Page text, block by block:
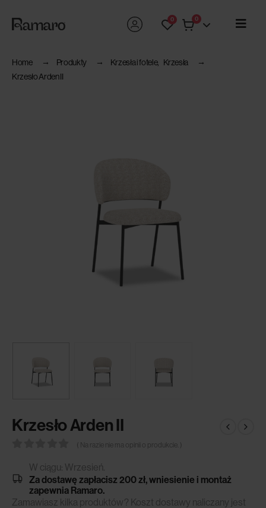
0 0
Home Produkty Krzesła i fotele,
Krzesła
Krzesło Arden II
Krzesło Arden II
( Na razie nie ma opinii o produkcie. )
W ciągu: Wrzesień.
Za dostawę zapłacisz 200 zł, wniesienie i montaż
zapewnia Ramaro.
Zamawiasz kilka produktów? Koszt dostawy naliczany jest